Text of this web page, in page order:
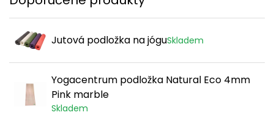
Jutová podložka na jóguSkladem
Yogacentrum podložka Natural Eco 4mm
Pink marble
Skladem